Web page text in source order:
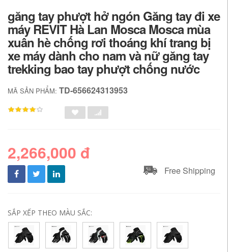
găng tay phượt hở ngón Găng tay đi xe
máy REVIT Hà Lan Mosca Mosca mùa
xuân hè chống rơi thoáng khí trang bị
xe máy dành cho nam và nữ găng tay
trekking bao tay phượt chống nước
MÃ SẢN PHẨM: TD-656624313953
2,266,000 đ
Free Shipping
SẮP XẾP THEO MÀU SẮC: